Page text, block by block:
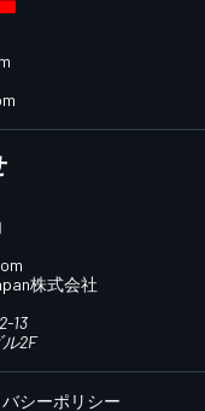
株式会社
13
2F
シーポリシー